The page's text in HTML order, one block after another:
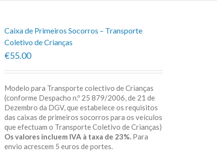
Caixa de Primeiros Socorros – Transporte
Coletivo de Crianças
€55.00
Modelo para Transporte colectivo de Crianças
(conforme Despacho n.º 25 879/2006, de 21 de
Dezembro da DGV, que estabelece os requisitos
das caixas de primeiros socorros para os veículos
que efectuam o Transporte Coletivo de Crianças)
Os valores incluem IVA à taxa de 23%. Para
envio acrescem 5 euros de portes.